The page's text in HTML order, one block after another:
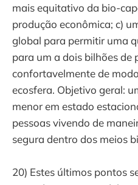
mais equitativo da bio-
produção econômica; c)
global para permitir uma
para um a dois bilhões de
confortavelmente de
ecosfera. Objetivo geral:
menor em estado
pessoas vivendo de
segura dentro dos meios
20) Estes últimos pontos